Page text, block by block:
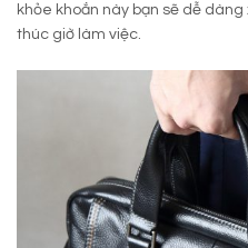
khỏe khoắn này bạn sẽ dễ
thúc giờ làm việc.